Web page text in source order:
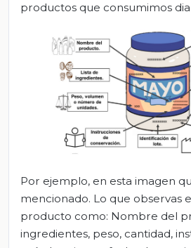
productos que consumimos
Por ejemplo, en esta imagen
mencionado. Lo que observas
producto como: Nombre del
ingredientes, peso, cantidad,